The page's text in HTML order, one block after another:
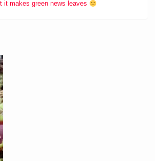
it makes green news leaves